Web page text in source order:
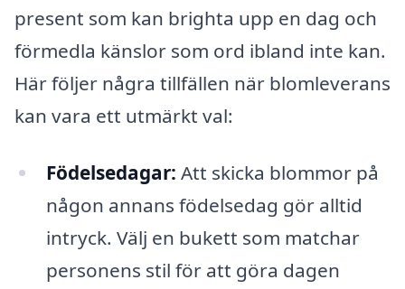
present som kan brighta upp en dag och
förmedla känslor som ord ibland inte kan.
Här följer några tillfällen när blomleverans
kan vara ett utmärkt val:
Födelsedagar: Att skicka blommor på
någon annans födelsedag gör alltid
intryck. Välj en bukett som matchar
personens stil för att göra dagen